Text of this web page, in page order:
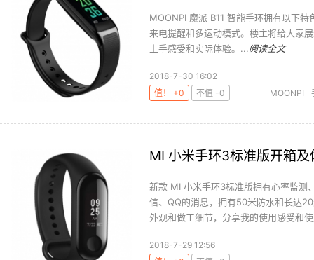
MOONPI 魔派 B11 智能手环拥有以下
来电提醒和多运动模式。楼主将给大家
上手感受和实际体验。...阅读全文
2018-7-30 16:02
值！ +0
不值 -0 MOONPI
MI 小米手环3标准版开箱及
新款 MI 小米手环3标准版拥有心率监测
信、QQ的消息，拥有50米防水和长达
外观和做工细节，分享我的使用感受和
2018-7-29 12:56